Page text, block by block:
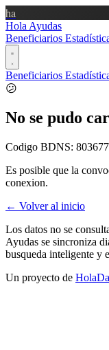
ha
Hola Ayudas
Beneficiarios
Beneficiarios
😕
No se pudo
Codigo BDNS: 803677
Es posible que la
conexion.
← Volver al inicio
Los datos no se
Ayudas se sincroniza
busqueda inteligente y
Un proyecto de